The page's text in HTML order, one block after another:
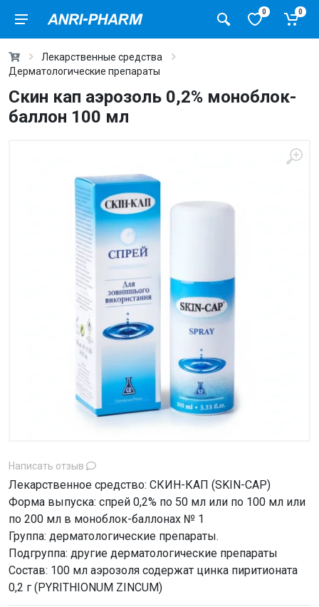
0 0
Лекарственные средства
Дерматологические препараты
Скин кап аэрозоль 0,2% моноблок-
баллон 100 мл
Написать отзыв
Лекарственное средство: СКИН-КАП (SKIN-CAP)
Форма выпуска: спрей 0,2% по 50 мл или по 100 мл или
по 200 мл в моноблок-баллонах № 1
Группа: дерматологические препараты.
Подгруппа: другие дерматологические препараты
Состав: 100 мл аэрозоля содержат цинка пиритионата
0,2 г (PYRITHIONUM ZINCUM)